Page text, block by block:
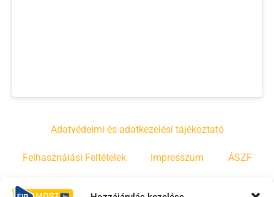
Adatvédelmi és adatkezelési tájékoztató
Felhasználási Feltételek Impresszum ÁSZF
Irányelvek